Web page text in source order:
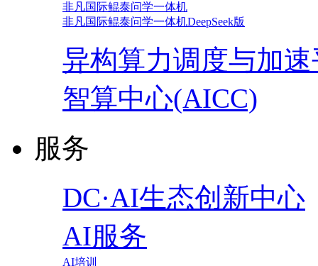
非凡国际鲲泰问学一体机
非凡国际鲲泰问学一体机DeepSeek版
异构算力调度与加
智算中心(AICC)
服务
DC·AI生态创新中心
AI服务
AI培训